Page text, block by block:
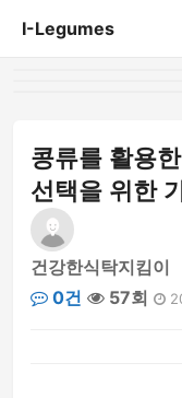
I-Legumes
콩류를 활용
선택을 위한
건강한식탁지킴이
0건
57회